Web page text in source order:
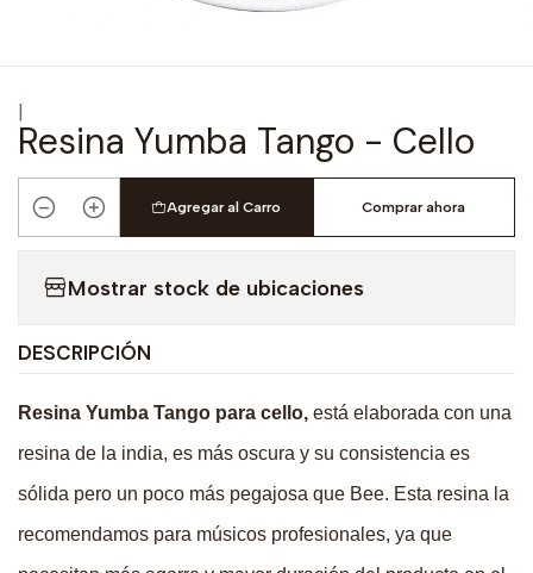
|
Resina Yumba Tango - Cello
Cantidad
Agregar al Carro Comprar ahora
Mostrar stock de ubicaciones
DESCRIPCIÓN
Resina Yumba Tango para cello, está elaborada con una
resina de la india, es más oscura y su consistencia es
sólida pero un poco más pegajosa que Bee. Esta resina la
recomendamos para músicos profesionales, ya que